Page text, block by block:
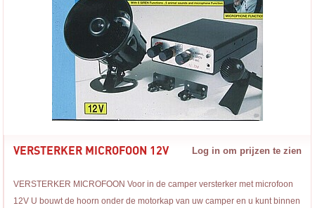
VERSTERKER MICROFOON 12V Log in om prijzen te zien
VERSTERKER MICROFOON Voor in de camper versterker met microfoon
12V U bouwt de hoorn onder de motorkap van uw camper en u kunt binnen